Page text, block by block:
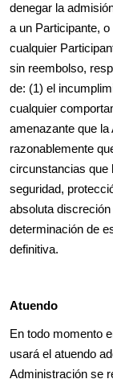
denegar la
a un Participante,
cualquier
sin reembolso,
de: (1) el
cualquier
amenazante que
razonablemente
circunstancias que
seguridad,
absoluta
determinación de
definitiva.
Atuendo
En todo momento
usará el atuendo
Administración se